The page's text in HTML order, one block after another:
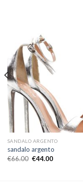
SANDALO ARGENTO
sandalo argento
€66.00 €44.00